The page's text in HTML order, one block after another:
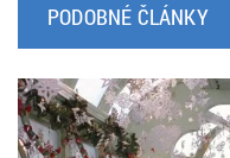
PODOBNÉ ČLÁNKY